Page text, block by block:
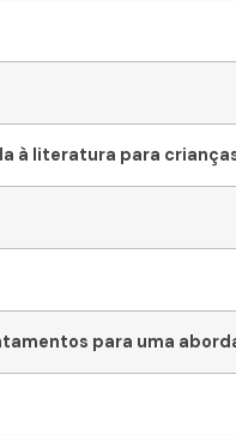
à literatura para
para uma